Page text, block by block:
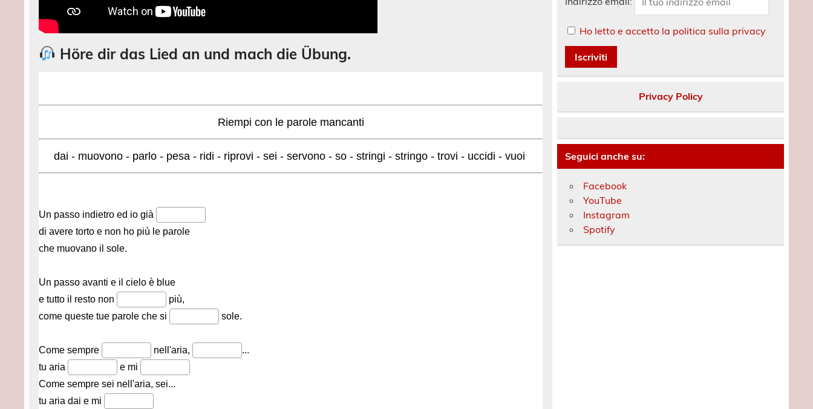
Höre dir das Lied an und mach die Übung.
Ho letto e accetto la politica sulla privacy
Privacy Policy
Seguici anche su:
Facebook
YouTube
Instagram
Spotify